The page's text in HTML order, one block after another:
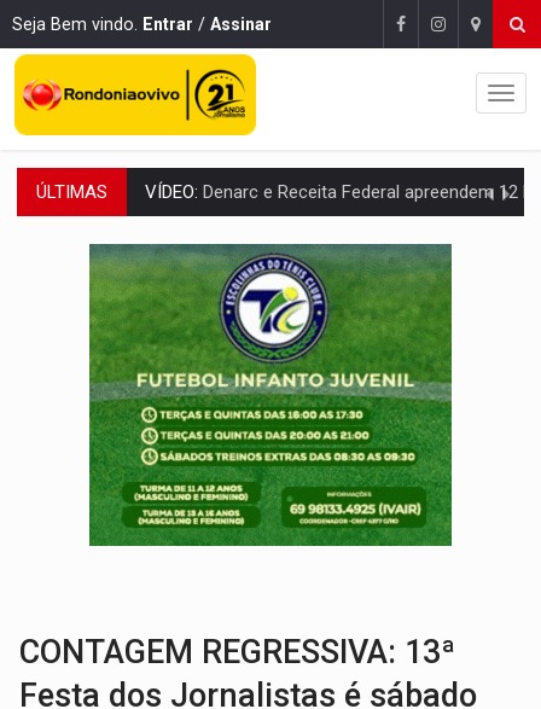
Seja Bem vindo. Entrar / Assinar
ÚLTIMAS OPERAÇÃO DA PC:Membros do CV são presos com armas e drogas após
ENTRADA GRATUITA:Espetáculo As Marias Somos Nós será
VÍDEO: Três são presos após furto de motocicleta em frente
CELEBRAÇÃO:Cerejeiras completa 43 anos de emancipação com
SAÚDE:Anvisa desmente boato sobre presença de plástico ou
VÍDEO:Pitbulls fogem de residência e atacam casal de idosos
AÇÃO CONJUNTA:Forças policiais apreendem cerca de 1kg de
PF ESTÁ APURANDO:Flávio Bolsonaro escolhe Alfredo Gaspar como vice, alvo de
CONTAGEM REGRESSIVA: 13ª
Festa dos Jornalistas é sábado